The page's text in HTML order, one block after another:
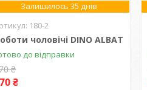
Залишилось 35 днів
180-2
чоловічі DINO ALBAT
до відправки
₴
₴